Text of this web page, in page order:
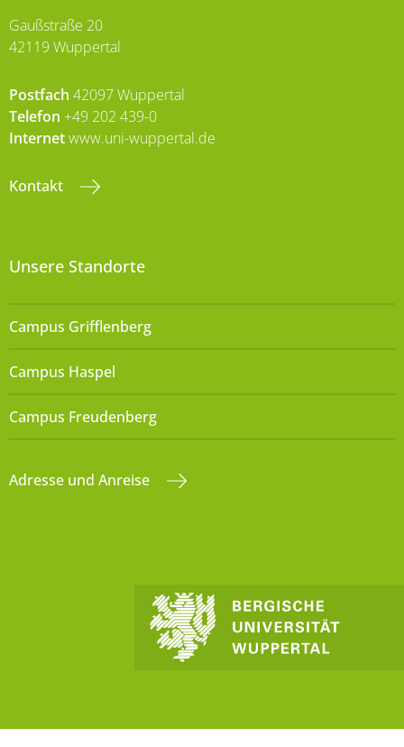
Gaußstraße 20
42119 Wuppertal
Postfach 42097 Wuppertal
Telefon +49 202 439-0
Internetwww.uni-wuppertal.de
Kontakt
Unsere Standorte
Campus Grifflenberg
Campus Haspel
Campus Freudenberg
Adresse und Anreise